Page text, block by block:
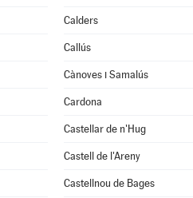
Calders
Callús
Cànoves i Samalús
Cardona
Castellar de n'Hug
Castell de l'Areny
Castellnou de Bages